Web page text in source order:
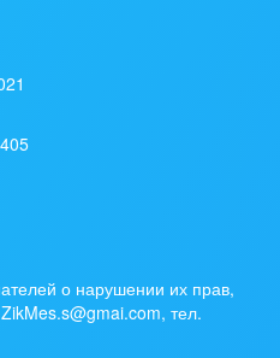
о нарушении их прав,
тел.